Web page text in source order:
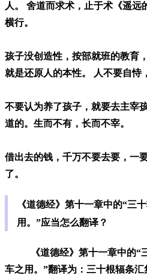
人。 舍道而求术，止于术《遥远
横行。
孩子没创造性，按部就班的教育
就是还原人的本性。 人不要自恃
不要认为养了孩子，就要去主宰
道的。生而不有，长而不宰。
借出去的钱，千万不要去要，一
了。
《道德经》第十一章中的“三
用。”应当怎么翻译？
《道德经》第十一章中的
车之用。”翻译为：三十根辐条汇